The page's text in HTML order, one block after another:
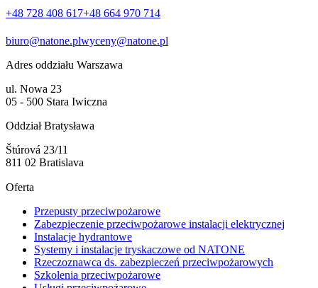
+48 728 408 617+48 664 970 714
biuro@natone.plwyceny@natone.pl
Adres oddziału Warszawa
ul. Nowa 23
05 - 500 Stara Iwiczna
Oddział Bratysława
Štúrová 23/11
811 02 Bratislava
Oferta
Przepusty przeciwpożarowe
Zabezpieczenie przeciwpożarowe instalacji elektrycznej
Instalacje hydrantowe
Systemy i instalacje tryskaczowe od NATONE
Rzeczoznawca ds. zabezpieczeń przeciwpożarowych
Szkolenia przeciwpożarowe